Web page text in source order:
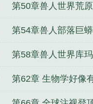
第50章兽人世界荒
成就
第54章兽人部落巨
第58章兽人世界库
了
第62章 生物学好像